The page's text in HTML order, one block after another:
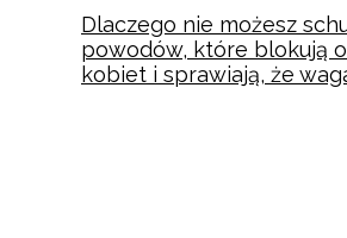
Dlaczego nie możesz
powodów, które blokują
kobiet i sprawiają, że